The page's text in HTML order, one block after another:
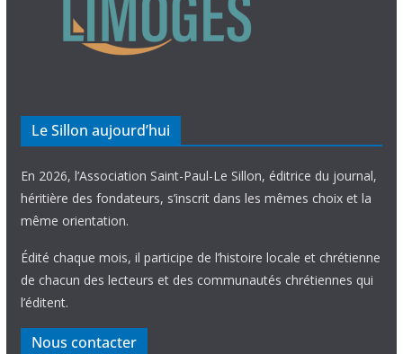
Le Sillon aujourd’hui
En 2026, l’Association Saint-Paul-Le Sillon, éditrice du journal,
héritière des fondateurs, s’inscrit dans les mêmes choix et la
même orientation.
Édité chaque mois, il participe de l’histoire locale et chrétienne
de chacun des lecteurs et des communautés chrétiennes qui
l’éditent.
Nous contacter